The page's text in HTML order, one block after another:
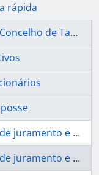
rápida
de Tavira
deste Concelho
deste Concelho